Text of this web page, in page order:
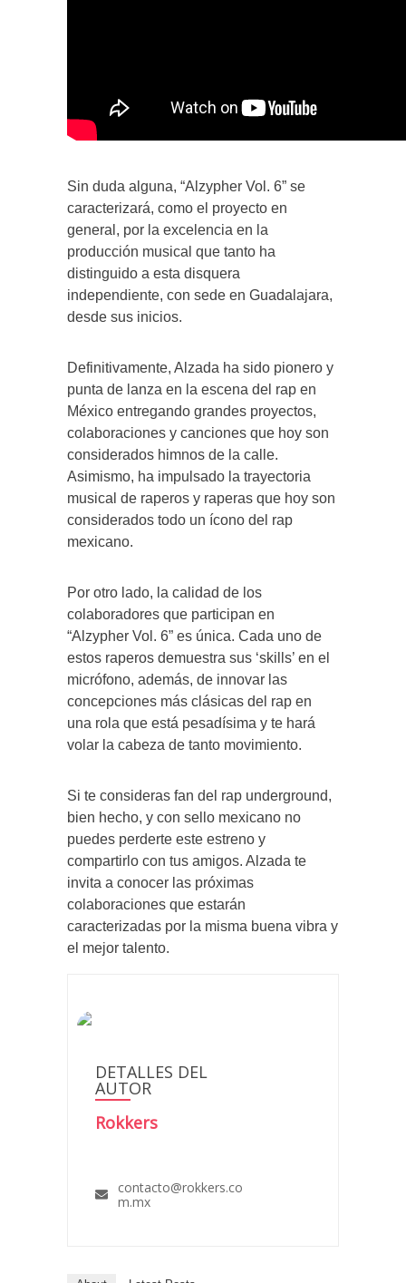
Sin duda alguna, “Alzypher Vol. 6” se
caracterizará, como el proyecto en
general, por la excelencia en la
producción musical que tanto ha
distinguido a esta disquera
independiente, con sede en Guadalajara,
desde sus inicios.
Definitivamente, Alzada ha sido pionero y
punta de lanza en la escena del rap en
México entregando grandes proyectos,
colaboraciones y canciones que hoy son
considerados himnos de la calle.
Asimismo, ha impulsado la trayectoria
musical de raperos y raperas que hoy son
considerados todo un ícono del rap
mexicano.
Por otro lado, la calidad de los
colaboradores que participan en
“Alzypher Vol. 6” es única. Cada uno de
estos raperos demuestra sus ‘skills’ en el
micrófono, además, de innovar las
concepciones más clásicas del rap en
una rola que está pesadísima y te hará
volar la cabeza de tanto movimiento.
Si te consideras fan del rap underground,
bien hecho, y con sello mexicano no
puedes perderte este estreno y
compartirlo con tus amigos. Alzada te
invita a conocer las próximas
colaboraciones que estarán
caracterizadas por la misma buena vibra y
el mejor talento.
DETALLES DEL
AUTOR
Rokkers
contacto@rokkers.co
m.mx